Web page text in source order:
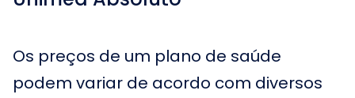
Os preços de um plano de saúde
podem variar de acordo com diversos